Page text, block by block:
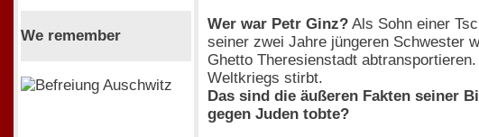
We remember
Wer war Petr Ginz? Als Sohn einer
seiner zwei Jahre jüngeren Schwester
Ghetto Theresienstadt
Weltkriegs stirbt.
Das sind die äußeren Fakten seiner
gegen Juden tobte?